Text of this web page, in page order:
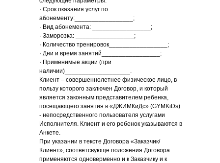
· Срок оказания услуг по
абонементу:_________________;
· Вид абонемента: _________________;
· Заморозка: _________________;
· Количество тренировок_________________;
· Дни и время занятий_________________;
· Применимые акции (при
наличии)___________________.
Клиент – совершеннолетнее физическое лицо, в
пользу которого заключен Договор, и который
является законным представителем ребенка,
посещающего занятия в «ДЖИМКиДс» (GYMKiDs)
- непосредственного пользователя услугами
Исполнителя. Клиент и его ребенок указываются в
Анкете.
При указании в тексте Договора «Заказчик/
Клиент», соответсвующе положения Договора
применяются одноверменно и к Заказчику и к